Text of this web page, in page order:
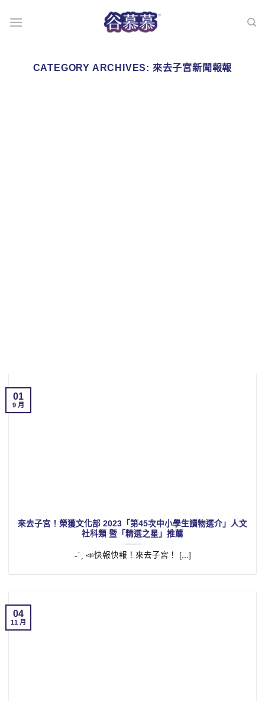
CATEGORY ARCHIVES: 來去子宮新聞報報
來去子宮！榮獲文化部 2023「第45次中小學生讀物選介」人文
社科類 暨「精選之星」推薦
˗ˋˏ 📣快報快報！來去子宮！ [...]
01
9 月
04
11 月